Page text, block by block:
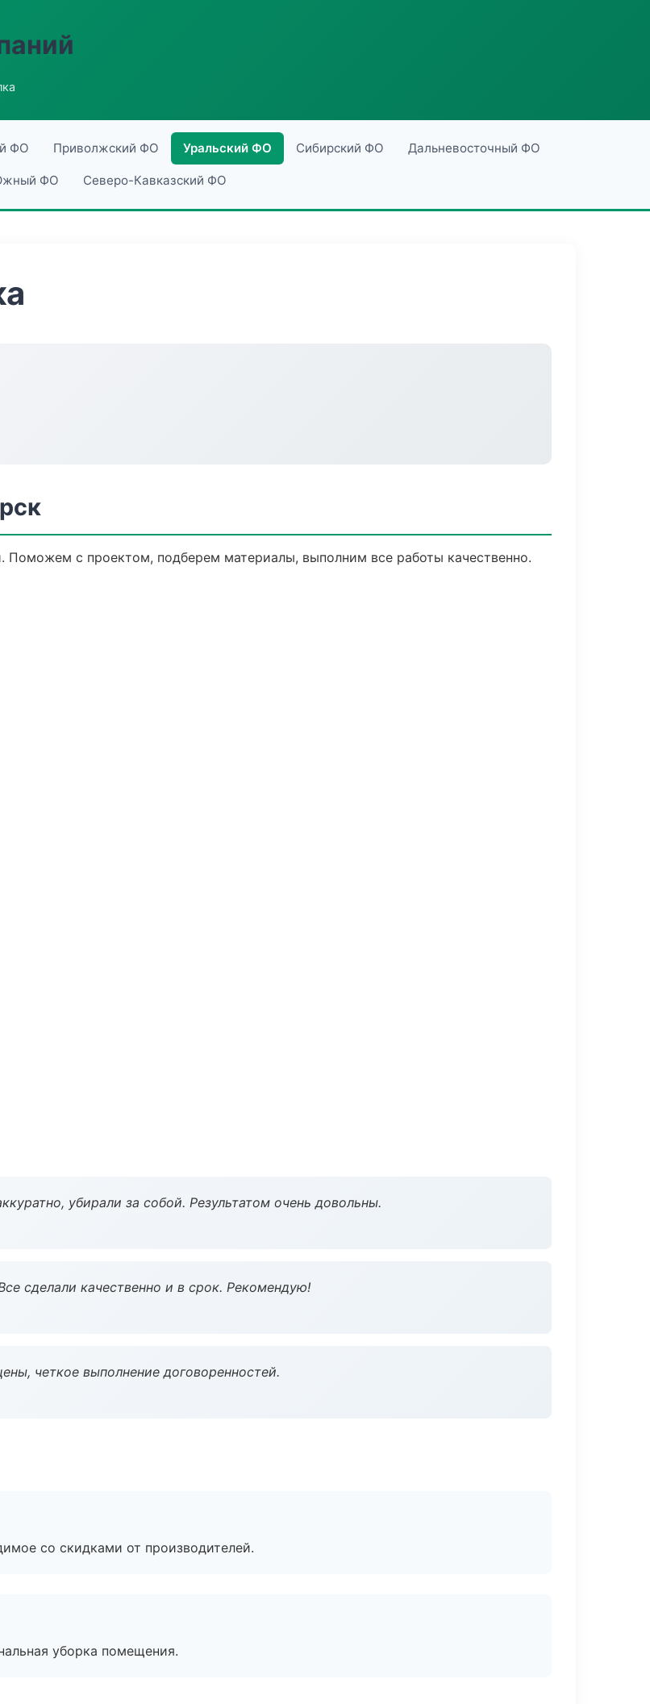
ФО Приволжский ФО Уральский ФО Сибирский ФО Дальневосточный ФО
ФО Северо-Кавказский ФО
Поможем с проектом, подберем материалы, выполним все работы качественно.
убирали за собой. Результатом очень довольны.
сделали качественно и в срок. Рекомендую!
четкое выполнение договоренностей.
со скидками от производителей.
уборка помещения.